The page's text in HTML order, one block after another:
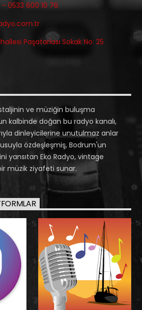
- 0533 600 10 76
Paşatarlası Sokak No: 25
ve müziğin buluşma
kalbinde doğan bu radyo kanalı,
dinleyicilerine unutulmaz anlar
özdeşleşmiş, Bodrum'un
yansıtan Eko Radyo, vintage
müzik ziyafeti sunar.